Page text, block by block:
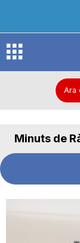
R
Ara
Minuts de